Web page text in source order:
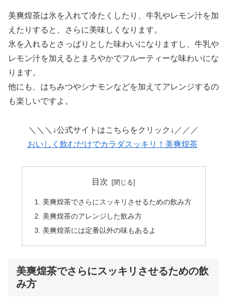
美爽煌茶は氷を入れて冷たくしたり、牛乳やレモン汁を加
えたりすると、さらに美味しくなります。
氷を入れるとさっぱりとした味わいになりますし、牛乳や
レモン汁を加えるとまろやかでフルーティーな味わいにな
ります。
他にも、はちみつやシナモンなどを加えてアレンジするの
も楽しいですよ。
＼＼＼↓公式サイトはこちらをクリック↓／／／
おいしく飲むだけでカラダスッキリ！美爽煌茶
目次
美爽煌茶でさらにスッキリさせるための飲み方
美爽煌茶のアレンジした飲み方
美爽煌茶には定番以外の味もあるよ
美爽煌茶でさらにスッキリさせるための飲
み方